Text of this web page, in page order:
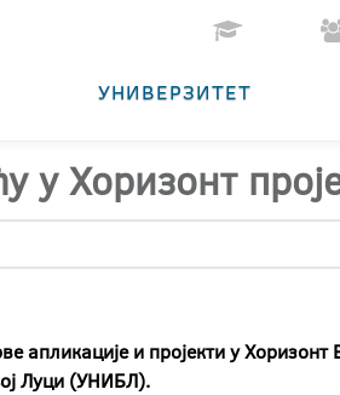
УНИВЕРЗИТЕТ
Хоризонт
и пројекти у Хоризонт
Луци (УНИБЛ).